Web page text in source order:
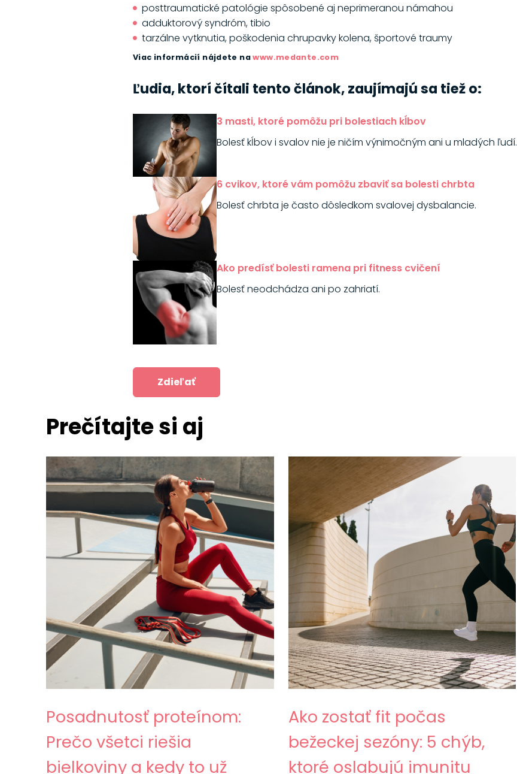
posttraumatické patológie spôsobené aj neprimeranou námahou
adduktorový syndróm, tibio
tarzálne vytknutia, poškodenia chrupavky kolena, športové traumy
Viac informácií nájdete nawww.medante.com
Ľudia, ktorí čítali tento článok, zaujímajú sa tiež o:
3 masti, ktoré pomôžu pri bolestiach kĺbov
Bolesť kĺbov i svalov nie je ničím výnimočným ani u mladých ľudí.
6 cvikov, ktoré vám pomôžu zbaviť sa bolesti chrbta
Bolesť chrbta je často dôsledkom svalovej dysbalancie.
Ako predísť bolesti ramena pri fitness cvičení
Bolesť neodchádza ani po zahriatí.
Zdieľať
Prečítajte si aj
Posadnutosť proteínom:
Prečo všetci riešia
bielkoviny a kedy to už
Ako zostať fit počas
bežeckej sezóny: 5 chýb,
ktoré oslabujú imunitu